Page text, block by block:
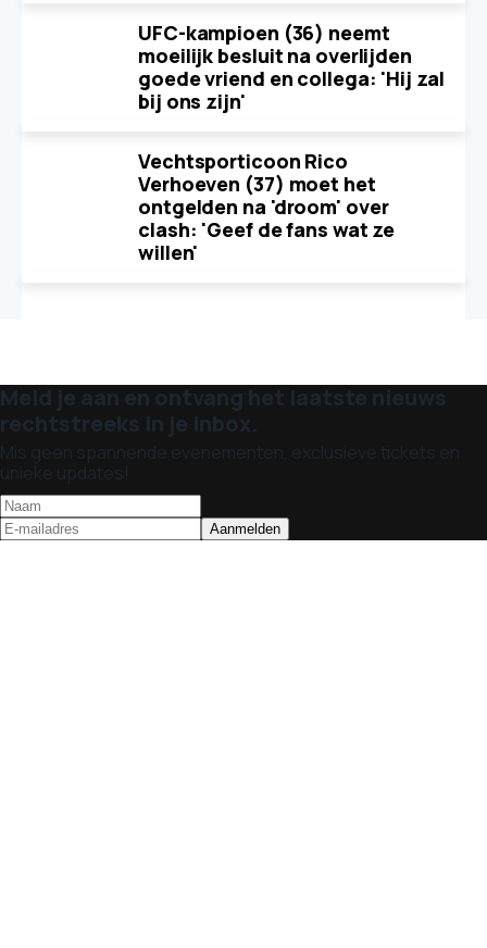
UFC-kampioen (36) neemt
moeilijk besluit na overlijden
goede vriend en collega: 'Hij zal
bij ons zijn'
Vechtsporticoon Rico
Verhoeven (37) moet het
ontgelden na 'droom' over
clash: 'Geef de fans wat ze
willen'
Meld je aan en ontvang het laatste nieuws
rechtstreeks in je inbox.
Mis geen spannende evenementen, exclusieve tickets en
unieke updates!